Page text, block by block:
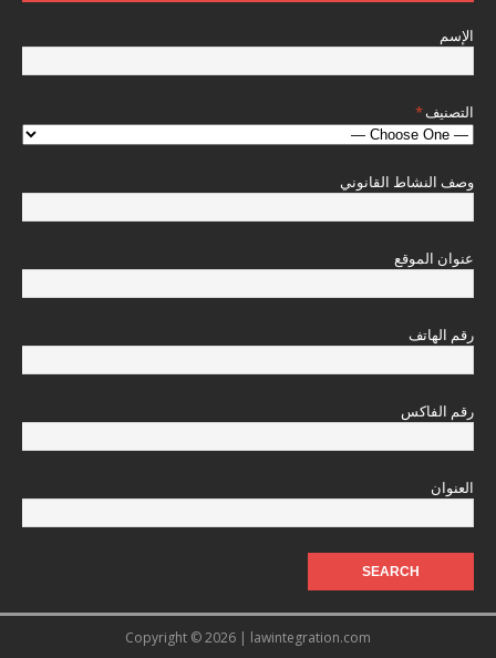
الإسم
التصنيف*
وصف النشاط القانوني
عنوان الموقع
رقم الهاتف
رقم الفاكس
العنوان
Copyright © 2026 | lawintegration.com